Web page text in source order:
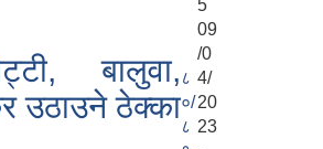
5
बालुवा,
उठाउने ठेक्का
८
०/
८
09
/0
4/
20
23